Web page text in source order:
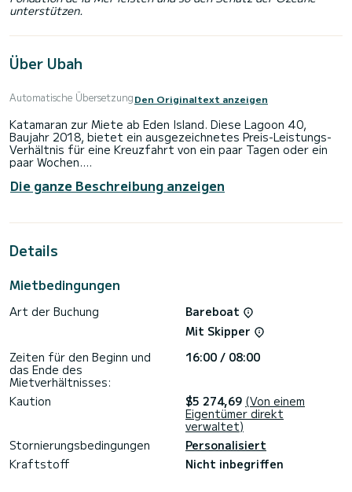
unterstützen.
Über Ubah
Automatische ÜbersetzungDen Originaltext anzeigen
Katamaran zur Miete ab Eden Island. Diese Lagoon 40,
Baujahr 2018, bietet ein ausgezeichnetes Preis-Leistungs-
Verhältnis für eine Kreuzfahrt von ein paar Tagen oder ein
paar Wochen.
Das Boot verfügt über 4 komfortable Kabinen und eine
Bootskapazität von 10 Personen. Mit einer Gesamtlänge von
außergewöhnlichen Urlaub auf dem Wasser in der Umgebung
Dieses Boot ist mit einem Lattengroßsegel und einer
Ausstattung: Autopilot, Deckdusche, Badeplattform.
Wenn Sie Fragen zum Boot haben oder Um die
Mietbedingungen zu erfahren, können Sie über die Samboat-
Plattform eine Nachricht senden. Ein SamBoat-Berater
beantwortet Ihre Fragen und bietet Ihnen unsere besten
Die ganze Beschreibung anzeigen
Details
Mietbedingungen
Art der Buchung
Bareboat
Mit Skipper
Zeiten für den Beginn und
das Ende des
Mietverhältnisses:
16:00 / 08:00
Kaution $5 274,69 (Von einem
Eigentümer direkt
verwaltet)
Stornierungsbedingungen
Personalisiert
Kraftstoff
Nicht inbegriffen